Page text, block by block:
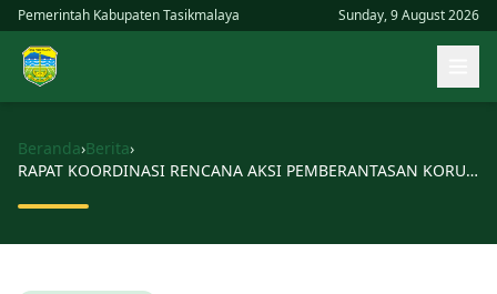
Skip
content
Pemerintah Kabupaten Tasikmalaya Sunday, 9 August 2026
Beranda›Berita›
RAPAT KOORDINASI RENCANA AKSI PEMBERANTASAN KORUPSI TAHUN 2018